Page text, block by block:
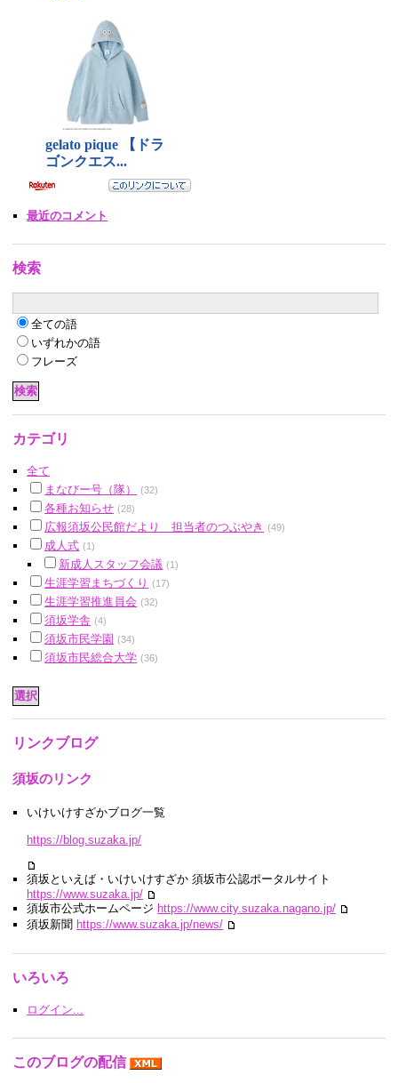
最近のコメント
検索
全ての語
いずれかの語
フレーズ
カテゴリ
全て
まなびー号（隊）
(32)
各種お知らせ (28)
広報須坂公民館だより 担当者のつぶやき (49)
成人式 (1)
新成人スタッフ会議 (1)
生涯学習まちづくり (17)
生涯学習推進員会 (32)
須坂学舎 (4)
須坂市民学園 (34)
須坂市民総合大学 (36)
リンクブログ
須坂のリンク
いけいけすざかブログ一覧
https://blog.suzaka.jp/
須坂といえば・いけいけすざか 須坂市公認ポータルサイト
https://www.suzaka.jp/
須坂市公式ホームページ https://www.city.suzaka.nagano.jp/
須坂新聞 https://www.suzaka.jp/news/
いろいろ
ログイン...
このブログの配信